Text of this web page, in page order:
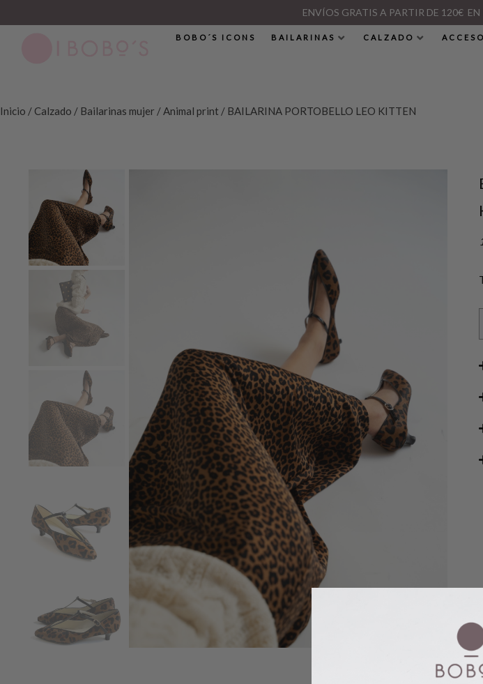
ENVÍOS GRATIS A PARTIR DE 120€
BOBO´S ICONS BAILARINAS CALZADO
Inicio / Calzado / Bailarinas mujer /Animal print / BAILARINA PORTOBELLO LEO KITTEN